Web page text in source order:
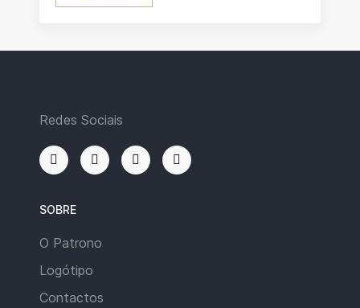
Redes Sociais
SOBRE
O Patrono
Logótipo
Contactos